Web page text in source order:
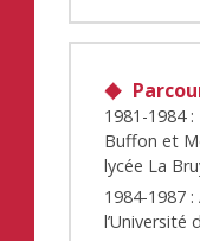
1981-1984
Buffon et
lycée La
1984-1987
l’Université